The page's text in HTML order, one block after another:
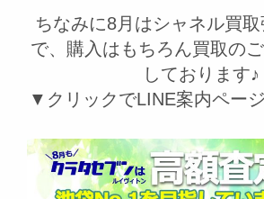
ちなみに8月はシャネル買
で、購入はもちろん買取の
しております♪
▼クリックでLINE案内ペー